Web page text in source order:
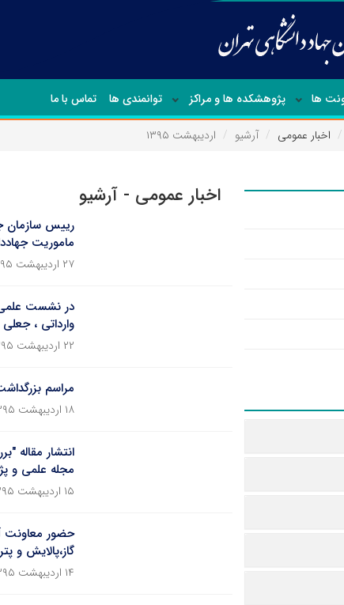
ها پژوهشکده ها و مراکز توانمندی ها تماس با ما
اخبار عمومی آرشیو اردیبهشت ۱۳۹۵
اخبار عمومی - آرشیو
رییس سازمان
ماموریت
۲۷ اردیبهشت ۱۳۹۵
در نشست علمی
وارداتی ،
۲۲ اردیبهشت ۱۳۹۵
مراسم
۱۸ اردیبهشت ۱۳۹۵
انتشار مقاله
مجله علمی و
۱۵ اردیبهشت ۱۳۹۵
حضور معاونت
گاز،پالایش و
۱۴ اردیبهشت ۱۳۹۵